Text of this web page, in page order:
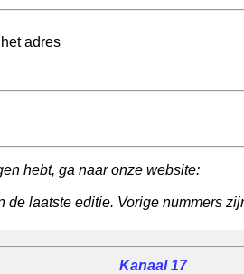
adres
hebt, ga naar onze website:
laatste editie. Vorige nummers
Kanaal 17